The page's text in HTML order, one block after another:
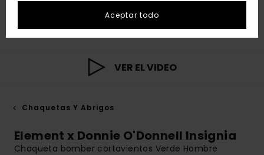
VER EL VIDEO
Chaquetas Y Abrigos
Element x Donnie O'Donnell Insignia
Chaqueta bomber cortavientos Verde Hombre
Aceptar todo